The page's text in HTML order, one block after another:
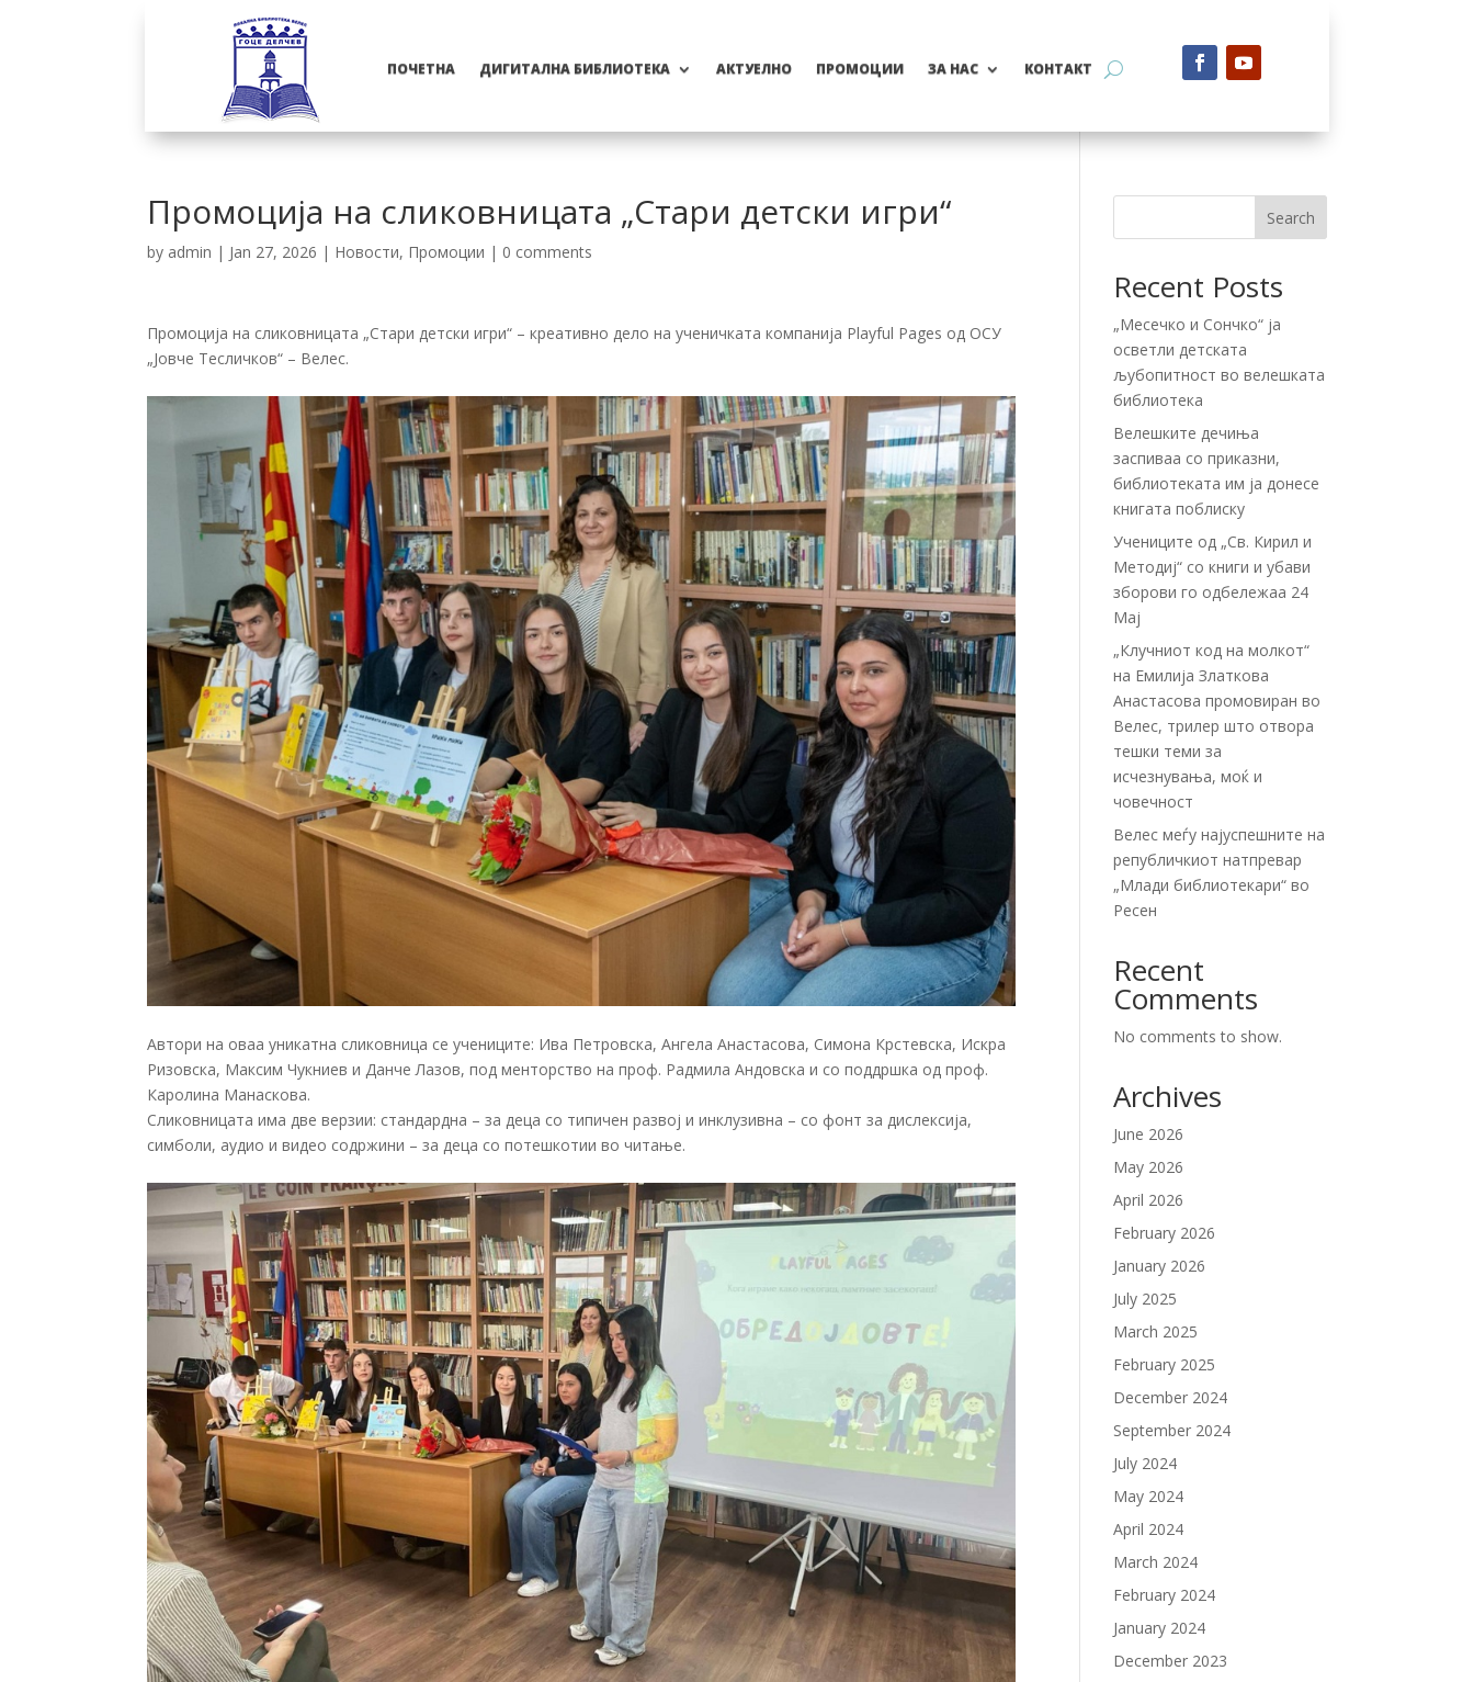
ПОЧЕТНА ДИГИТАЛНА БИБЛИОТЕКА АКТУЕЛНО ПРОМОЦИИ ЗА НАС КОНТАКТ
Промоција на сликовницата „Стари детски игри“
by admin | Jan 27, 2026 | Новости, Промоции | 0 comments
Промоција на сликовницата „Стари детски игри“ – креативно дело на ученичката компанија Playful Pages од ОСУ
„Јовче Тесличков“ – Велес.
Автори на оваа уникатна сликовница се учениците: Ива Петровска, Ангела Анастасова, Симона Крстевска, Искра
Ризовска, Максим Чукниев и Данче Лазов, под менторство на проф. Радмила Андовска и со поддршка од проф.
Каролина Манаскова.
Сликовницата има две верзии: стандардна – за деца со типичен развој и инклузивна – со фонт за дислексија,
симболи, аудио и видео содржини – за деца со потешкотии во читање.
Search
Recent Posts
„Месечко и Сончко“ ја
осветли детската
љубопитност во велешката
библиотека
Велешките дечиња
заспиваа со приказни,
библиотеката им ја донесе
книгата поблиску
Учениците од „Св. Кирил и
Методиј“ со книги и убави
зборови го одбележаа 24
Мај
„Клучниот код на молкот“
на Емилија Златкова
Анастасова промовиран во
Велес, трилер што отвора
тешки теми за
исчезнувања, моќ и
човечност
Велес меѓу најуспешните на
републичкиот натпревар
„Млади библиотекари“ во
Ресен
Recent
Comments
No comments to show.
Archives
June 2026
May 2026
April 2026
February 2026
January 2026
July 2025
March 2025
February 2025
December 2024
September 2024
July 2024
May 2024
April 2024
March 2024
February 2024
January 2024
December 2023